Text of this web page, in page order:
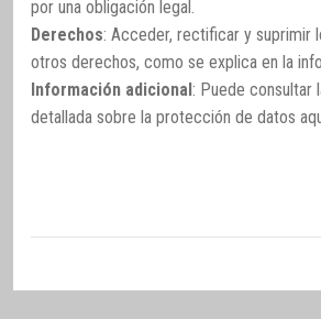
por una obligación legal.
Derechos: Acceder, rectificar y suprimir
otros derechos, como se explica en la
Información adicional: Puede consultar
detallada sobre la protección de datos